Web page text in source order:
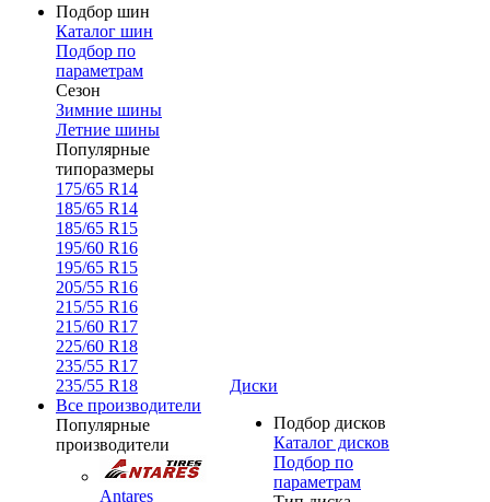
Подбор шин
Каталог шин
Подбор по
параметрам
Сезон
Зимние шины
Летние шины
Популярные
типоразмеры
175/65 R14
185/65 R14
185/65 R15
195/60 R16
195/65 R15
205/55 R16
215/55 R16
215/60 R17
225/60 R18
235/55 R17
235/55 R18
Все производители
Популярные
производители
Antares
Диски
Подбор дисков
Каталог дисков
Подбор по
параметрам